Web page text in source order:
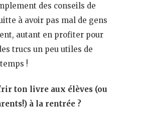
des conseils de
à avoir pas mal de gens
autant en profiter pour
trucs un peu utiles de
!
ton livre aux élèves (ou
à la rentrée ?